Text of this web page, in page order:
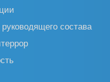
состава